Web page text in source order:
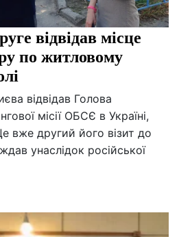
відвідав місце
по житловому
відвідав Голова
місії ОБСЄ в Україні,
вже другий його візит до
унаслідок російської